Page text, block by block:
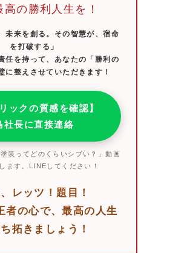
高の勝利人生を！
未来を創る。その智慧が、宿命
を打破する」
任を持って、あなたの「勝利の
に整えさせていただきます！
ックの質感を確認】
社長に直接連絡
装ってどのくらいシブい？」動画
ます。LINEしてください！
レッツ！題目！
者の心で、最高の人生
拓きましょう！